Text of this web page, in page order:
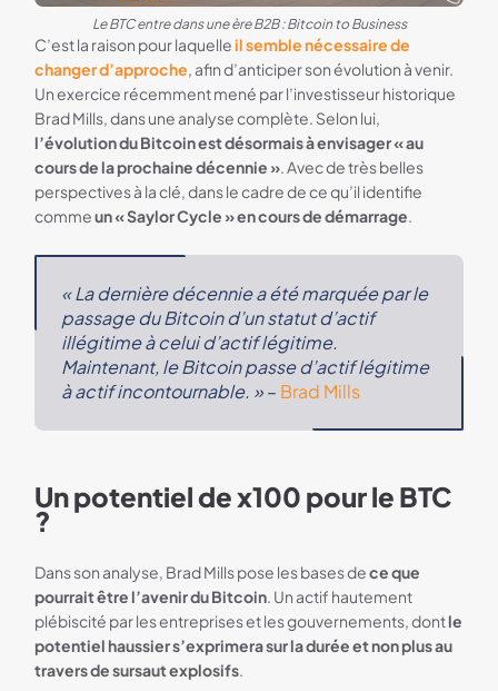
Le BTC entre dans une ère B2B : Bitcoin to Business
C’est la raison pour laquelleil semble nécessaire de
changer d’approche, afin d’anticiper son évolution à venir.
Un exercice récemment mené par l’investisseur historique
Brad Mills, dans une analyse complète. Selon lui,
l’évolution du Bitcoin est désormais à envisager « au
cours de la prochaine décennie ». Avec de très belles
perspectives à la clé, dans le cadre de ce qu’il identifie
commeun « Saylor Cycle » en cours de démarrage.
« La dernière décennie a été marquée par le
passage du Bitcoin d’un statut d’actif
illégitime à celui d’actif légitime.
Maintenant, le Bitcoin passe d’actif légitime
à actif incontournable. »– Brad Mills
Un potentiel de x100 pour le BTC
?
Dans son analyse, Brad Mills pose les bases dece que
pourrait être l’avenir du Bitcoin. Un actif hautement
plébiscité par les entreprises et les gouvernements, dontle
potentiel haussier s’exprimera sur la durée et non plus au
travers de sursaut explosifs.